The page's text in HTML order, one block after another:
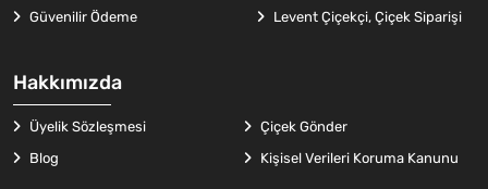
Güvenilir Ödeme
Levent Çiçekçi, Çiçek Siparişi
Hakkımızda
Üyelik Sözleşmesi
Çiçek Gönder
Blog
Kişisel Verileri Koruma Kanunu